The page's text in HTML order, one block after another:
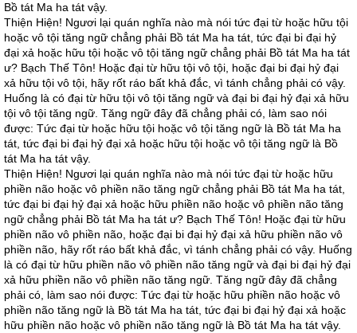
Bồ tát Ma ha tát vậy.
Thiện Hiện! Ngươi lại quán nghĩa nào mà nói tức đại từ hoặc hữu tội
hoặc vô tội tăng ngữ chẳng phải Bồ tát Ma ha tát, tức đại bi đại hỷ
đại xả hoặc hữu tội hoặc vô tội tăng ngữ chẳng phải Bồ tát Ma ha tát
ư? Bạch Thế Tôn! Hoặc đại từ hữu tội vô tội, hoặc đại bi đại hỷ đại
xả hữu tội vô tội, hãy rốt ráo bất khả đắc, vì tánh chẳng phải có vậy.
Huống là có đại từ hữu tội vô tội tăng ngữ và đại bi đại hỷ đại xả hữu
tội vô tội tăng ngữ. Tăng ngữ đây đã chẳng phải có, làm sao nói
được: Tức đại từ hoặc hữu tội hoặc vô tội tăng ngữ là Bồ tát Ma ha
tát, tức đại bi đại hỷ đại xả hoặc hữu tội hoặc vô tội tăng ngữ là Bồ
tát Ma ha tát vậy.
Thiện Hiện! Ngươi lại quán nghĩa nào mà nói tức đại từ hoặc hữu
phiền não hoặc vô phiền não tăng ngữ chẳng phải Bồ tát Ma ha tát,
tức đại bi đại hỷ đại xả hoặc hữu phiền não hoặc vô phiền não tăng
ngữ chẳng phải Bồ tát Ma ha tát ư? Bạch Thế Tôn! Hoặc đại từ hữu
phiền não vô phiền não, hoặc đại bi đại hỷ đại xả hữu phiền não vô
phiền não, hãy rốt ráo bất khả đắc, vì tánh chẳng phải có vậy. Huống
là có đại từ hữu phiền não vô phiền não tăng ngữ và đại bi đại hỷ đại
xả hữu phiền não vô phiền não tăng ngữ. Tăng ngữ đây đã chẳng
phải có, làm sao nói được: Tức đại từ hoặc hữu phiền não hoặc vô
phiền não tăng ngữ là Bồ tát Ma ha tát, tức đại bi đại hỷ đại xả hoặc
hữu phiền não hoặc vô phiền não tăng ngữ là Bồ tát Ma ha tát vậy.